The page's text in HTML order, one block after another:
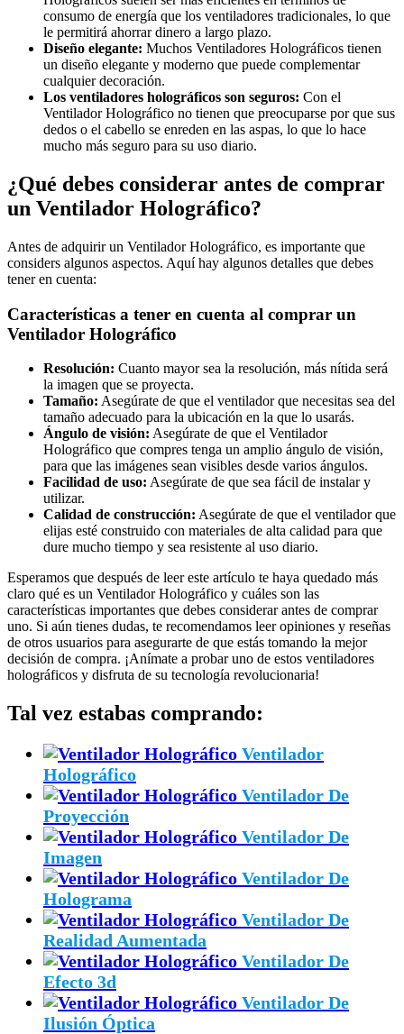
consumo de energía que los ventiladores tradicionales, lo que
le permitirá ahorrar dinero a largo plazo.
Diseño elegante: Muchos Ventiladores Holográficos tienen
un diseño elegante y moderno que puede complementar
cualquier decoración.
Los ventiladores holográficos son seguros: Con el
Ventilador Holográfico no tienen que preocuparse por que sus
dedos o el cabello se enreden en las aspas, lo que lo hace
mucho más seguro para su uso diario.
¿Qué debes considerar antes de comprar
un Ventilador Holográfico?
Antes de adquirir un Ventilador Holográfico, es importante que
considers algunos aspectos. Aquí hay algunos detalles que debes
tener en cuenta:
Características a tener en cuenta al comprar un
Ventilador Holográfico
Resolución: Cuanto mayor sea la resolución, más nítida será
la imagen que se proyecta.
Tamaño: Asegúrate de que el ventilador que necesitas sea del
tamaño adecuado para la ubicación en la que lo usarás.
Ángulo de visión: Asegúrate de que el Ventilador
Holográfico que compres tenga un amplio ángulo de visión,
para que las imágenes sean visibles desde varios ángulos.
Facilidad de uso: Asegúrate de que sea fácil de instalar y
utilizar.
Calidad de construcción: Asegúrate de que el ventilador que
elijas esté construido con materiales de alta calidad para que
dure mucho tiempo y sea resistente al uso diario.
Esperamos que después de leer este artículo te haya quedado más
claro qué es un Ventilador Holográfico y cuáles son las
características importantes que debes considerar antes de comprar
uno. Si aún tienes dudas, te recomendamos leer opiniones y reseñas
de otros usuarios para asegurarte de que estás tomando la mejor
decisión de compra. ¡Anímate a probar uno de estos ventiladores
holográficos y disfruta de su tecnología revolucionaria!
Tal vez estabas comprando:
Ventilador
Holográfico
Ventilador De
Proyección
Ventilador De
Imagen
Ventilador De
Holograma
Ventilador De
Realidad Aumentada
Ventilador De
Efecto 3d
Ventilador De
Ilusión Óptica